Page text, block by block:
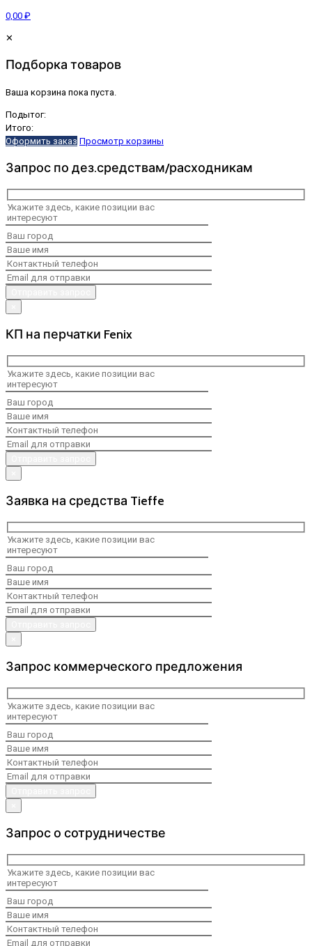
0,00 ₽
✕
Подборка товаров
Ваша корзина пока пуста.
Подытог:
Итого:
Оформить заказ Просмотр корзины
Запрос по дез.средствам/расходникам
КП на перчатки Fenix
Заявка на средства Tieffe
Запрос коммерческого предложения
Запрос о сотрудничестве